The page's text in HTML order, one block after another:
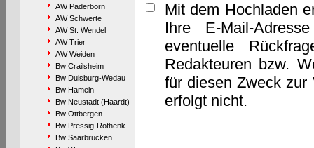
AW Paderborn
AW Schwerte
AW St. Wendel
AW Trier
AW Weiden
Bw Crailsheim
Bw Duisburg-Wedau
Bw Hameln
Bw Neustadt (Haardt)
Bw Ottbergen
Bw Pressig-Rothenk.
Bw Saarbrücken
Mit dem Hochladen
Ihre E-Mail-
eventuelle
Redakteuren bzw.
für diesen Zweck zur
erfolgt nicht.